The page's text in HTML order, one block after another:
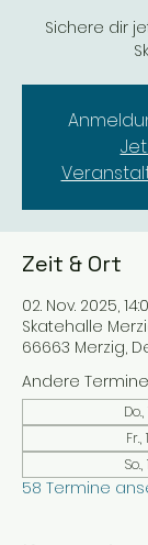
Sichere dir
Zeit & Ort
02. Nov. 2025,
Skatehalle
66663 Merzig,
Andere Termine
Fr.,
58 Termine